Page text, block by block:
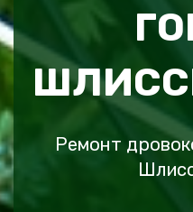
Ремонт